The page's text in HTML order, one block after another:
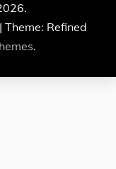
| Theme: Refined
.